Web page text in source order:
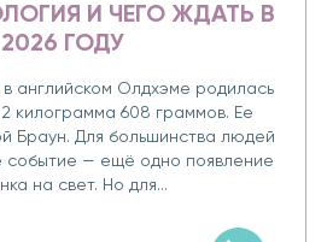
И ЧЕГО ЖДАТЬ В
2026 ГОДУ
в английском Олдхэме родилась
килограмма 608 граммов. Ее
Браун. Для большинства людей
событие — ещё одно появление
на свет. Но для...